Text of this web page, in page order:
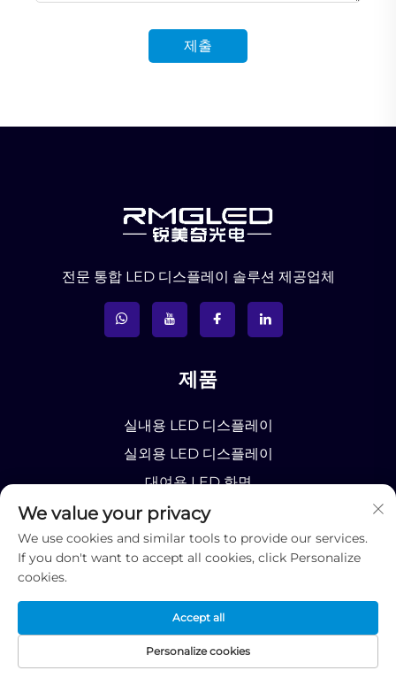
제출
전문 통합 LED 디스플레이 솔루션 제공업체
제품
실내용 LED 디스플레이
실외용 LED 디스플레이
대여용 LED 화면
유연형 LED 디스플레이
댄스 플로어 LED 스크린
유연형 LED 디스플레이
LED 포스터 디스플레이
DJ 부스 및 DJ 콘솔 LED 디스플레이
We value your privacy
We use cookies and similar tools to provide our services.
If you don't want to accept all cookies, click Personalize
cookies.
Personalize cookies
Accept all